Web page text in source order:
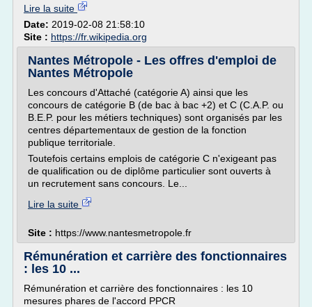
Lire la suite
Date: 2019-02-08 21:58:10
Site : https://fr.wikipedia.org
Nantes Métropole - Les offres d'emploi de
Nantes Métropole
Les concours d'Attaché (catégorie A) ainsi que les
concours de catégorie B (de bac à bac +2) et C (C.A.P. ou
B.E.P. pour les métiers techniques) sont organisés par les
centres départementaux de gestion de la fonction
publique territoriale.
Toutefois certains emplois de catégorie C n'exigeant pas
de qualification ou de diplôme particulier sont ouverts à
un recrutement sans concours. Le...
Lire la suite
Site : https://www.nantesmetropole.fr
Rémunération et carrière des fonctionnaires
: les 10 ...
Rémunération et carrière des fonctionnaires : les 10
mesures phares de l'accord PPCR